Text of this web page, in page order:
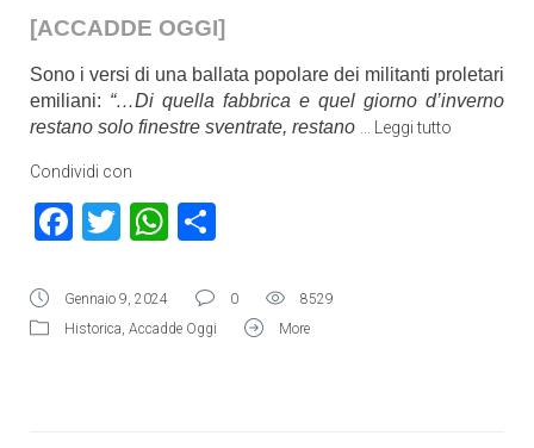
[ACCADDE OGGI]
Sono i versi di una ballata popolare dei militanti proletari
emiliani: “…Di quella fabbrica e quel giorno d’inverno
restano solo finestre sventrate, restano
Leggi tutto
Condividi con
Facebook
TwitterWhatsApp
Gennaio 9, 2024 0
8529
Historica, Accadde Oggi More